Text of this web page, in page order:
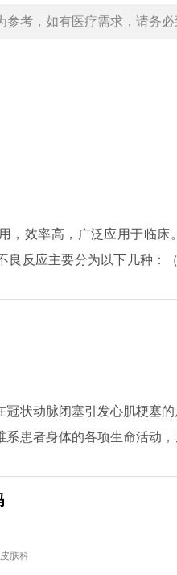
参考，如有医疗需求，请务
，效率高，广泛应用于临
良反应主要分为以下几种：
麻疹、皮疹、哮喘、血管性
药物第7位C原子上面的取
而含有硫甲基四氮唑结构者
K和B。二三代头孢还可引
注意。
状动脉闭塞引发心肌梗塞
患者身体的各项生命活动
肤科